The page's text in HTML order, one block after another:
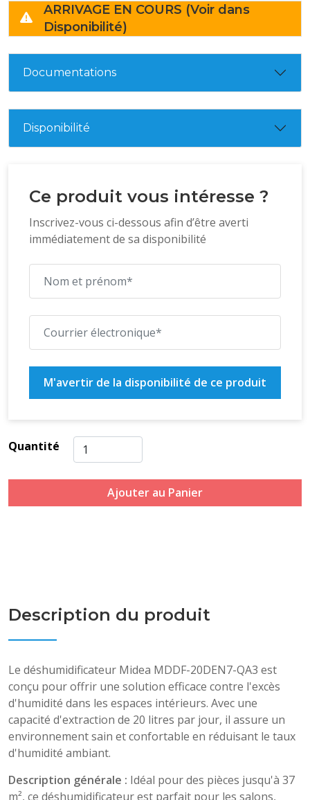
Dimensions compactes : 350 x 245 x 510 mm.
Poids de 15,1 kg.
ARRIVAGE EN COURS (Voir dans
Disponibilité)
Documentations
Disponibilité
Ce produit vous intéresse ?
Inscrivez-vous ci-dessous afin d’être averti
immédiatement de sa disponibilité
M'avertir de la disponibilité de ce produit
Quantité
Ajouter au Panier
Description du produit
Le déshumidificateur Midea MDDF-20DEN7-QA3 est
conçu pour offrir une solution efficace contre l'excès
d'humidité dans les espaces intérieurs. Avec une
capacité d'extraction de 20 litres par jour, il assure un
environnement sain et confortable en réduisant le taux
d'humidité ambiant.
Description générale : Idéal pour des pièces jusqu'à 37
m², ce déshumidificateur est parfait pour les salons,